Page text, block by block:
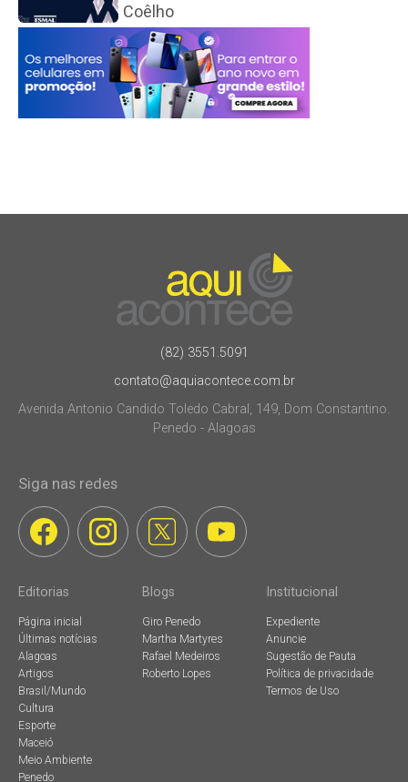
Coêlho
(82) 3551.5091
contato@aquiacontece.com.br
Avenida Antonio Candido Toledo Cabral, 149, Dom Constantino.
Penedo - Alagoas
Siga nas redes
Editorias
Página inicial
Últimas notícias
Alagoas
Artigos
Brasil/Mundo
Cultura
Esporte
Maceió
Meio Ambiente
Penedo
Blogs
Giro Penedo
Martha Martyres
Rafael Medeiros
Roberto Lopes
Institucional
Expediente
Anuncie
Sugestão de Pauta
Política de privacidade
Termos de Uso